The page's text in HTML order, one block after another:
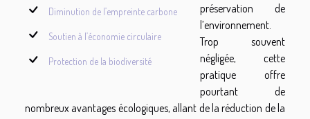
Diminution de l’empreinte carbone
Soutien à l’économie circulaire
Protection de la biodiversité
préservation de
l’environnement.
Trop souvent
négligée, cette
pratique offre
pourtant de
nombreux avantages écologiques, allant de la réduction de la